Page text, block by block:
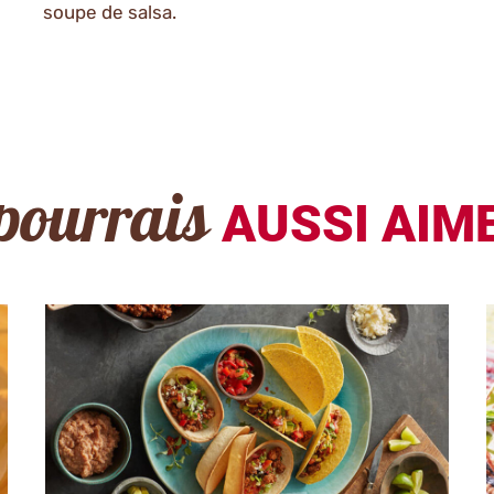
soupe de salsa.
AUSSI